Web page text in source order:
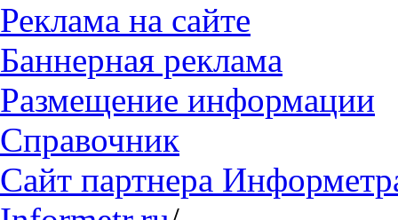
Реклама на сайте
Баннерная реклама
Размещение информации
Справочник
Сайт партнера